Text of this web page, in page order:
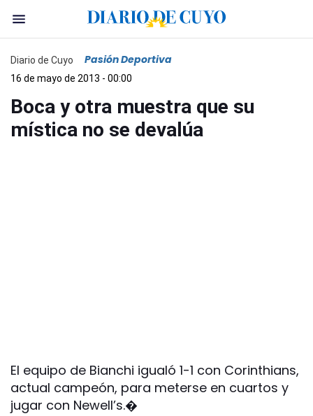
Diario de Cuyo Pasión Deportiva
16 de mayo de 2013 - 00:00
Boca y otra muestra que su
mística no se devalúa
El equipo de Bianchi igualó 1-1 con Corinthians,
actual campeón, para meterse en cuartos y
jugar con Newell’s.�